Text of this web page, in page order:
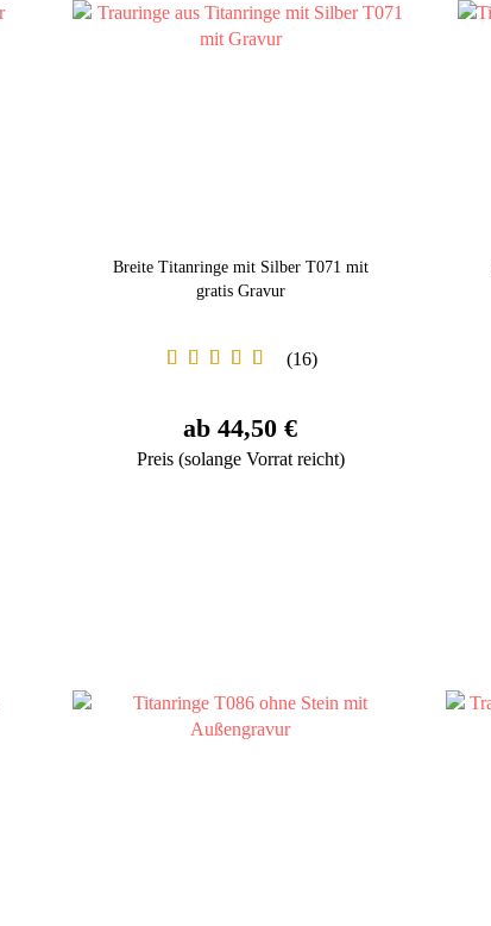
Breite Titanringe mit Silber T071 mit
gratis Gravur
16
ab 44,50 €
Preis (solange Vorrat reicht)